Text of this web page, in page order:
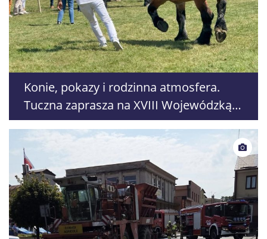
Konie, pokazy i rodzinna atmosfera.
Tuczna zaprasza na XVIII Wojewódzką
Wystawę Koni Zimnokrwistych